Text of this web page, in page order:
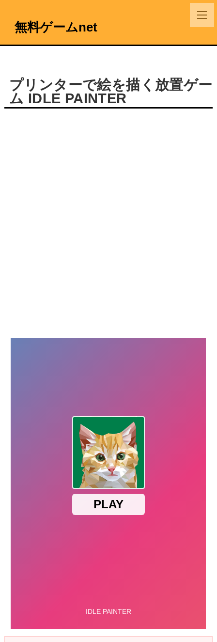
無料ゲームnet
プリンターで絵を描く放置ゲー
ム IDLE PAINTER